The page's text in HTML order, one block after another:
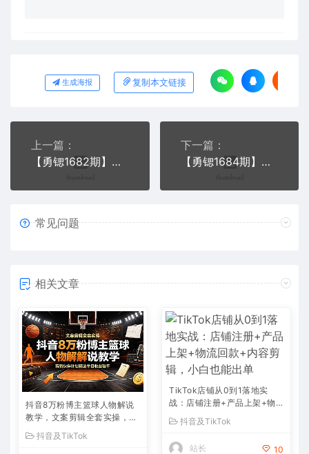
生成海报 复制本文链接
上一篇：
【勇锶1682期】抖音敛财暴力玩法，小白日增1万粉-工作室批量起号
下一篇：
【勇锶1684期】抖音电商爆款黑科技详细玩法，多号裂变连怼玩法
常见问题
相关文章
抖音8万粉博主篮球人物解说
教学，文案剪辑全套实操，玩
转伙伴计划精选单日收益破千
抖音及TikTok
TikTok店铺从0到1落地实
战：店铺注册+产品上架+物
流回款+内容剪辑，小白也能
出单
抖音及TikTok
站长 10